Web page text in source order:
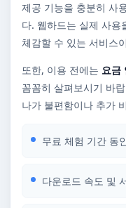
제공 기능을 충분히 사
다. 웹하드는 실제 사용
체감할 수 있는 서비스
또한, 이용 전에는 요금
꼼꼼히 살펴보시기 바
나가 불편함이나 추가
무료 체험 기간 동
다운로드 속도 및